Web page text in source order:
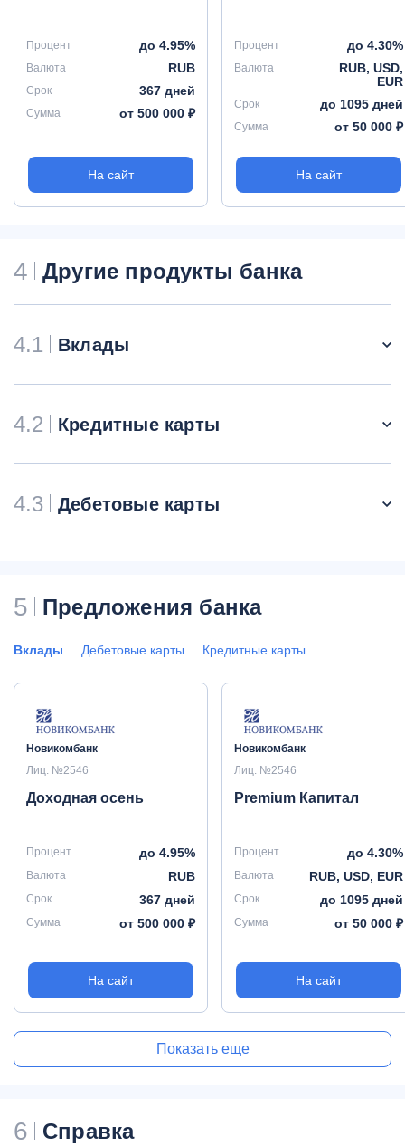
Процент до 4.95%
Валюта RUB
Срок 367 дней
Сумма от 500 000 ₽
На сайт
Процент до 4.30%
Валюта
RUB, USD,
EUR
Срок до 1095 дней
Сумма от 50 000 ₽
На сайт
4 Другие продукты банка
4.1 Вклады
4.2 Кредитные карты
4.3 Дебетовые карты
5 Предложения банка
Вклады Дебетовые карты Кредитные карты
Новикомбанк
Лиц. №2546
Доходная осень
Процент до 4.95%
Валюта RUB
Срок 367 дней
Сумма от 500 000 ₽
На сайт
Новикомбанк
Лиц. №2546
Premium Капитал
Процент до 4.30%
Валюта RUB, USD, EUR
Срок до 1095 дней
Сумма от 50 000 ₽
На сайт
Показать еще
6 Справка